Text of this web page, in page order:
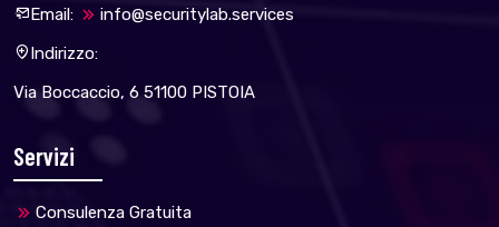
Email:
info@securitylab.services
Indirizzo:
Via Boccaccio, 6 51100 PISTOIA
Servizi
Consulenza Gratuita